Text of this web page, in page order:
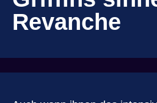
Revanche